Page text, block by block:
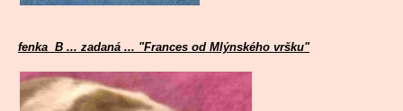
fenka B ... zadaná ... "Frances od Mlýnského vršku"